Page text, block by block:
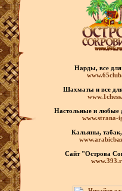
Нарды, все
Шахматы и все
Настольные и любые
www.strana-
Кальяны,
Сайт "Острова